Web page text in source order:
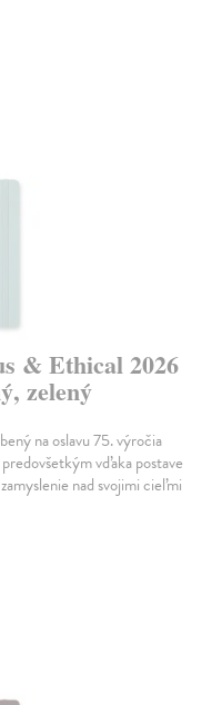
& Ethical 2026
zelený
na oslavu 75. výročia
vďaka postave
nad svojimi cieľmi